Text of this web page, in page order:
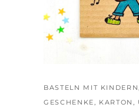
BASTELN MIT KINDERN,
GESCHENKE, KARTON,